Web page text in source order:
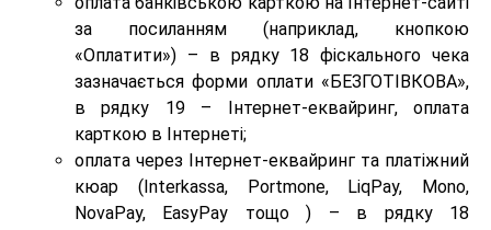
за посиланням (наприклад, кнопкою
«Оплатити») – в рядку 18 фіскального чека
зазначається форми оплати «БЕЗГОТІВКОВА»,
в рядку 19 – Інтернет-еквайринг, оплата
карткою в Інтернеті;
оплата через Інтернет-еквайринг та платіжний
кюар (Іnterkassa, Portmone, LiqРay, Mono,
NovaPay, EasyPay тощо ) – в рядку 18